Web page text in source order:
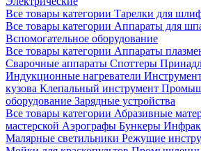
Все товары категории Тарелки для
Все товары категории Аппараты для
Вспомогательное оборудование
Все товары категории Аппараты
Сварочные аппараты Споттеры
Индукционные нагреватели
кузова Клепальный инструмент
оборудование Зарядные устройства
Все товары категории Абразивные
мастерской Аэрографы Бункеры
Малярные светильники Режущие